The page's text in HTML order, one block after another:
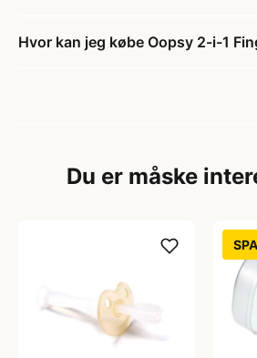
Hvor kan jeg købe Oopsy 2-i-1
Du er måske